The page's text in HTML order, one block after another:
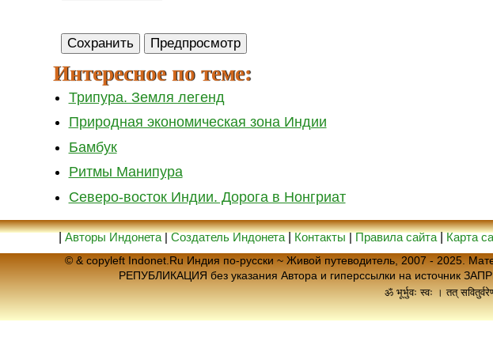
Интересное по теме:
Трипура. Земля легенд
Природная экономическая зона Индии
Бамбук
Ритмы Манипура
Северо-восток Индии. Дорога в Нонгриат
|Авторы Индонета|Создатель Индонета|Контакты|Правила сайта|Карта
© & copyleft Indonet.Ru Индия по-русски ~ Живой путеводитель, 2007 - 2025.
РЕПУБЛИКАЦИЯ без указания Автора и гиперссылки на источник
ॐ भूर्भुवः स्वः । तत्